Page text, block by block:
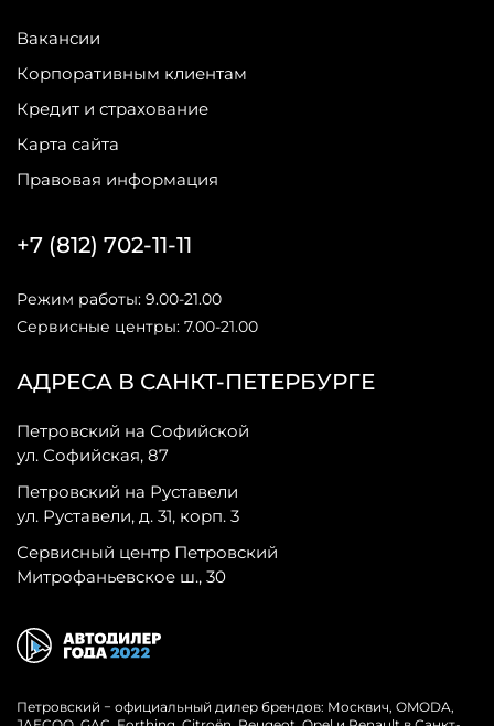
Вакансии
Корпоративным клиентам
Кредит и страхование
Карта сайта
Правовая информация
АДРЕСА В САНКТ-ПЕТЕРБУРГЕ
Петровский на Софийской
ул. Софийская, 87
Петровский на Руставели
ул. Руставели, д. 31, корп. 3
Сервисный центр Петровский
Митрофаньевское ш., 30
+7 (812) 702-11-11
Режим работы: 9.00-21.00
Сервисные центры: 7.00-21.00
Петровский − официальный дилер брендов: Москвич, OMODA,